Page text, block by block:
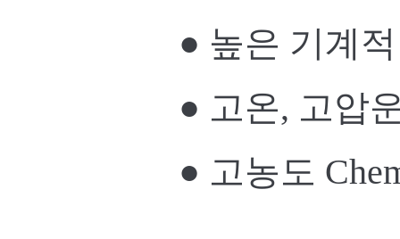
● 높은 기계
● 고온, 고압
● 고농도